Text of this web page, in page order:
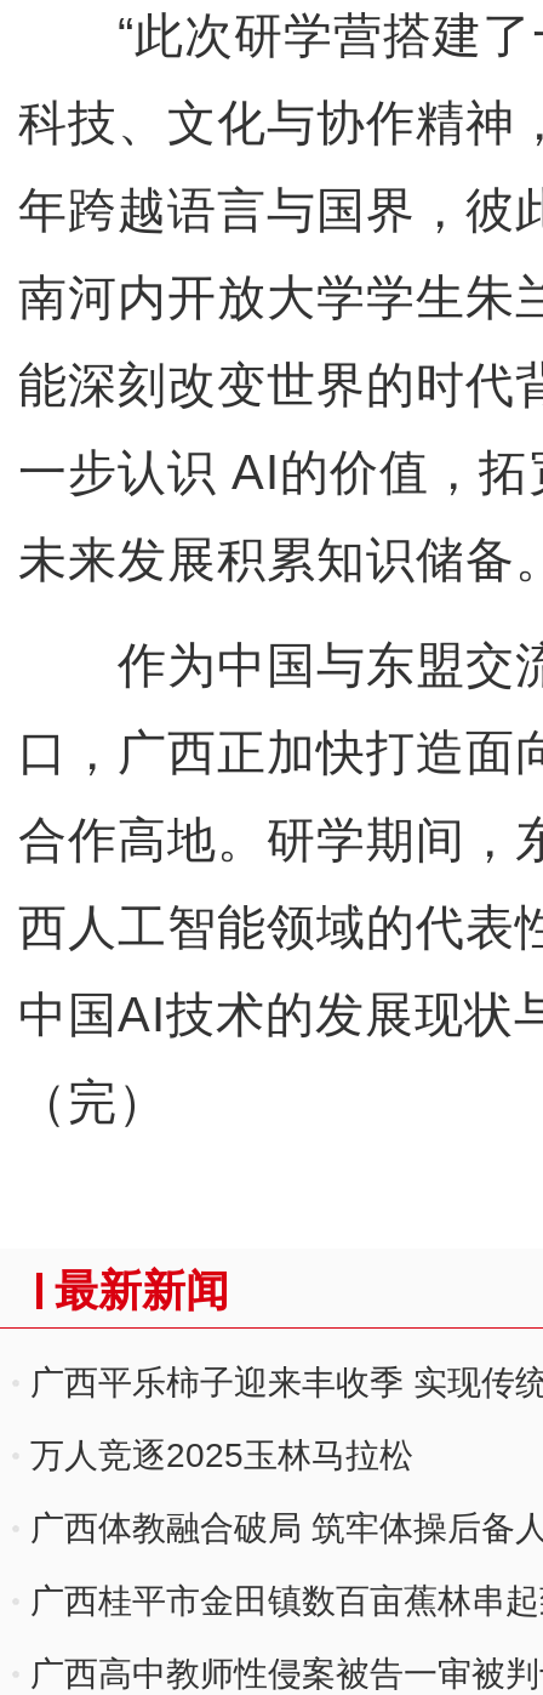
“此次研学营搭建了
科技、文化与协作精神
年跨越语言与国界，彼
南河内开放大学学生朱
能深刻改变世界的时代
一步认识 AI的价值，
未来发展积累知识储备
作为中国与东盟交
口，广西正加快打造面
合作高地。研学期间，
西人工智能领域的代表
中国AI技术的发展现状
（完）
最新新闻
广西平乐柿子迎来丰收季 实现传
万人竞逐2025玉林马拉松
广西体教融合破局 筑牢体操后备
广西桂平市金田镇数百亩蕉林串起
广西高中教师性侵案被告一审被